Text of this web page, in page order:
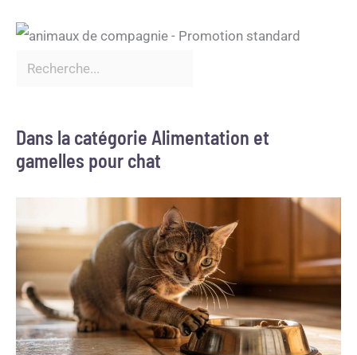
Dans la catégorie Alimentation et
gamelles pour chat